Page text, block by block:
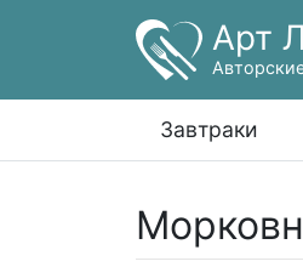
Арт
Завтраки